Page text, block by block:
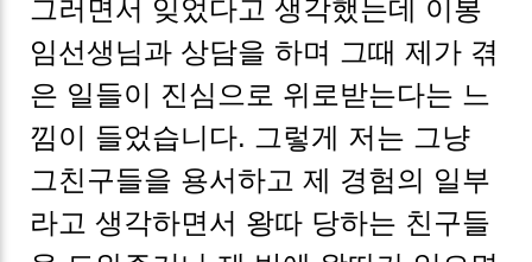
그러면서 잊었다고 생각했는데 이봉
임선생님과 상담을 하며 그때 제가 겪
은 일들이 진심으로 위로받는다는 느
낌이 들었습니다. 그렇게 저는 그냥
그친구들을 용서하고 제 경험의 일부
라고 생각하면서 왕따 당하는 친구들